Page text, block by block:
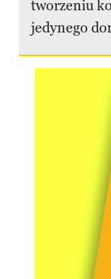
tworzeniu
jedynego